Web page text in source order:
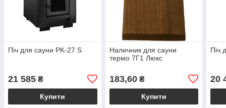
Піч для сауни PK-27 S
21 585 ₴
Купити
Наличник для сауни
термо 7Г1 Люкс
183,60₴
Купити
Піч
20